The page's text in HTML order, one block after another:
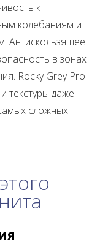
к
колебаниям и
Антискользящее
в зонах
Rocky Grey Pro
текстуры даже
сложных